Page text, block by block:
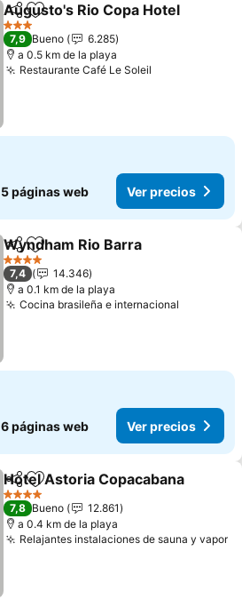
CompartirAñadir a favoritos
Augusto's Rio Copa Hotel
3 Estrellas
7,9 Bueno
6.285
a 0.5 km de la playa
Restaurante Café Le Soleil
5 páginas web Ver precios
CompartirAñadir a favoritos
Wyndham Rio Barra
4 Estrellas
7,4
14.346
a 0.1 km de la playa
Cocina brasileña e internacional
6 páginas web Ver precios
CompartirAñadir a favoritos
Hotel Astoria Copacabana
4 Estrellas
7,8 Bueno
12.861
a 0.4 km de la playa
Relajantes instalaciones de sauna y vapor